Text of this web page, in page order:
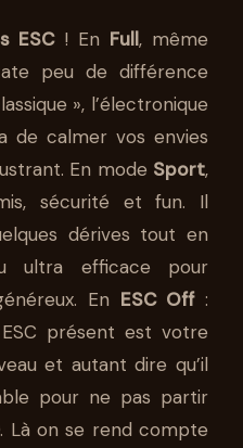
ESC! En Full, même
peu de différence
», l’électronique
de calmer vos envies
En mode Sport,
sécurité et fun. Il
dérives tout en
ultra efficace pour
En ESC Off:
présent est votre
et autant dire qu’il
pour ne pas partir
Là on se rend compte